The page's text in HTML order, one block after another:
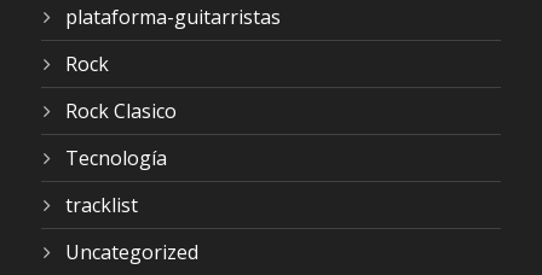
plataforma-guitarristas
Rock
Rock Clasico
Tecnología
tracklist
Uncategorized